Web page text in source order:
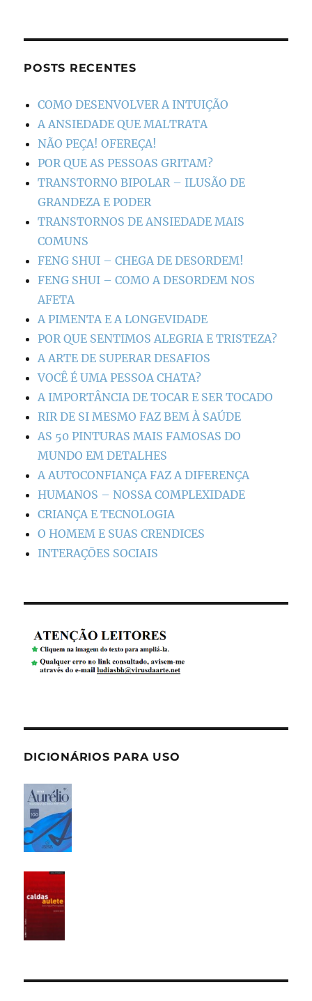
POSTS RECENTES
COMO DESENVOLVER A INTUIÇÃO
A ANSIEDADE QUE MALTRATA
NÃO PEÇA! OFEREÇA!
POR QUE AS PESSOAS GRITAM?
TRANSTORNO BIPOLAR – ILUSÃO DE
GRANDEZA E PODER
TRANSTORNOS DE ANSIEDADE MAIS
COMUNS
FENG SHUI – CHEGA DE DESORDEM!
FENG SHUI – COMO A DESORDEM NOS
AFETA
A PIMENTA E A LONGEVIDADE
POR QUE SENTIMOS ALEGRIA E TRISTEZA?
A ARTE DE SUPERAR DESAFIOS
VOCÊ É UMA PESSOA CHATA?
A IMPORTÂNCIA DE TOCAR E SER TOCADO
RIR DE SI MESMO FAZ BEM À SAÚDE
AS 50 PINTURAS MAIS FAMOSAS DO
MUNDO EM DETALHES
A AUTOCONFIANÇA FAZ A DIFERENÇA
HUMANOS – NOSSA COMPLEXIDADE
CRIANÇA E TECNOLOGIA
O HOMEM E SUAS CRENDICES
INTERAÇÕES SOCIAIS
DICIONÁRIOS PARA USO